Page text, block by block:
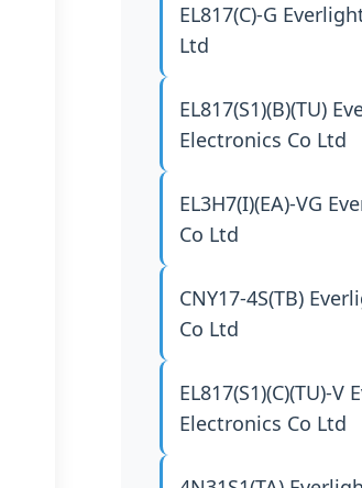
EL817(C)-G
Ltd
EL817(S1)(B)(TU)
Electronics Co Ltd
EL3H7(I)(EA)-VG
Co Ltd
CNY17-4S(TB)
Co Ltd
EL817(S1)(C)(TU)-V
Electronics Co Ltd